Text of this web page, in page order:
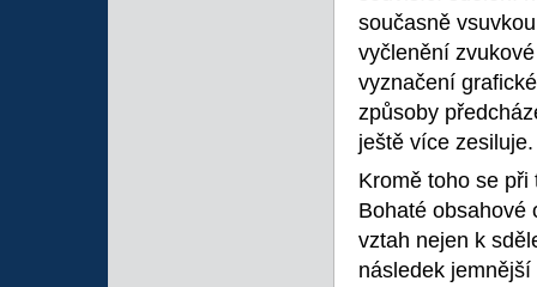
současně
vyčlenění
vyznačení
způsoby
ještě více zesiluje.
Kromě toho se
Bohaté obsahové
vztah nejen k
následek